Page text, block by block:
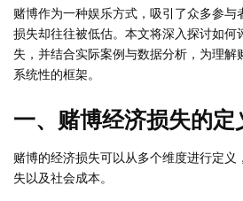
赌博作为一种娱乐方式，吸引了众多参
损失却往往被低估。本文将深入探讨如何
失，并结合实际案例与数据分析，为理
系统性的框架。
一、赌博经济损失的定
赌博的经济损失可以从多个维度进行定义
失以及社会成本。